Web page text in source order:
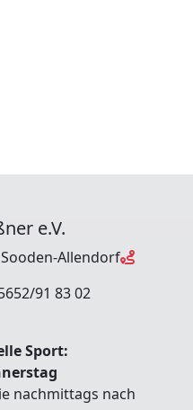
e.V.
Allendorf
91 83 02
Sport:
nachmittags nach